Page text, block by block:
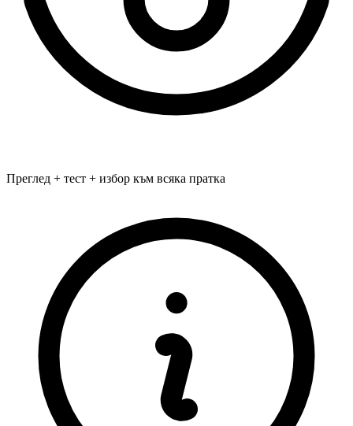
Преглед + тест + избор към всяка пратка